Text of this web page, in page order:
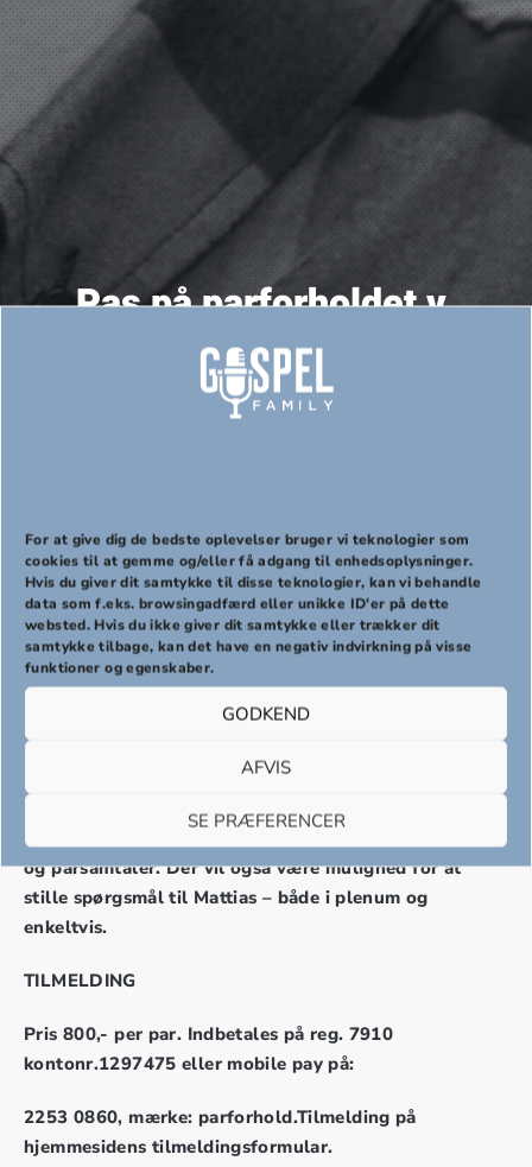
For at give dig de bedste oplevelser bruger vi teknologier som
cookies til at gemme og/eller få adgang til enhedsoplysninger.
Hvis du giver dit samtykke til disse teknologier, kan vi behandle
data som f.eks. browsingadfærd eller unikke ID'er på dette
websted. Hvis du ikke giver dit samtykke eller trækker dit
samtykke tilbage, kan det have en negativ indvirkning på visse
funktioner og egenskaber.
GODKEND
AFVIS
SE PRÆFERENCER
Pas på parforholdet v.
Mattias Stølen Due i
samarbejde med Aabenraa
Med forståelse for forventninger, pres og udfordringer
i et moderne parforhold, vil Mattias Stølen Due
inspirere til, hvordan vi kan passe på hinanden i
parforholdet.
Der vil løbende blive vekslet mellem oplæg, filmklip
og parsamtaler. Der vil også være mulighed for at
stille spørgsmål til Mattias – både i plenum og
enkeltvis.
TILMELDING
Pris 800,- per par. Indbetales på reg. 7910
kontonr.1297475 eller mobile pay på:
2253 0860, mærke: parforhold.Tilmelding på
hjemmesidens tilmeldingsformular.
PREVIOUS